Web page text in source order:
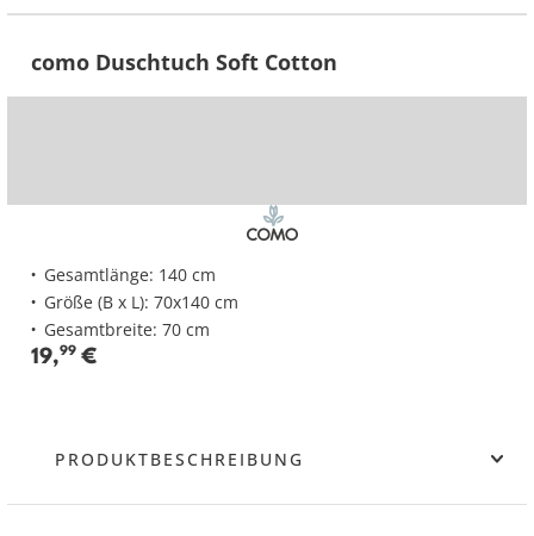
como Duschtuch Soft Cotton
Gesamtlänge: 140 cm
Größe (B x L): 70x140 cm
Gesamtbreite: 70 cm
19,99€
PRODUKTBESCHREIBUNG